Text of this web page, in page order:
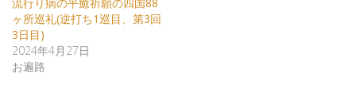
ヶ所巡礼(逆打ち1巡目、第3回
3日目)
2024年4月27日
お遍路